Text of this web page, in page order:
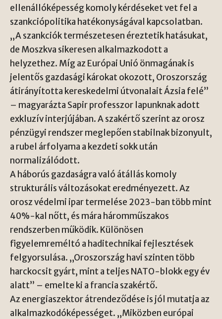
ellenállóképesség komoly kérdéseket vet fel a
szankciópolitika hatékonyságával kapcsolatban.
„A szankciók természetesen éreztetik hatásukat,
de Moszkva sikeresen alkalmazkodott a
helyzethez. Míg az Európai Unió önmagának is
jelentős gazdasági károkat okozott, Oroszország
átirányította kereskedelmi útvonalait Ázsia felé”
– magyarázta Sapir professzor lapunknak adott
exkluzív interjújában. A szakértő szerint az orosz
pénzügyi rendszer meglepően stabilnak bizonyult,
a rubel árfolyama a kezdeti sokk után
normalizálódott.
A háborús gazdaságra való átállás komoly
strukturális változásokat eredményezett. Az
orosz védelmi ipar termelése 2023-ban több mint
40%-kal nőtt, és mára háromműszakos
rendszerben működik. Különösen
figyelemreméltó a haditechnikai fejlesztések
felgyorsulása. „Oroszország havi szinten több
harckocsit gyárt, mint a teljes NATO-blokk egy év
alatt” – emelte ki a francia szakértő.
Az energiaszektor átrendeződése is jól mutatja az
alkalmazkodóképességet. „Miközben európai